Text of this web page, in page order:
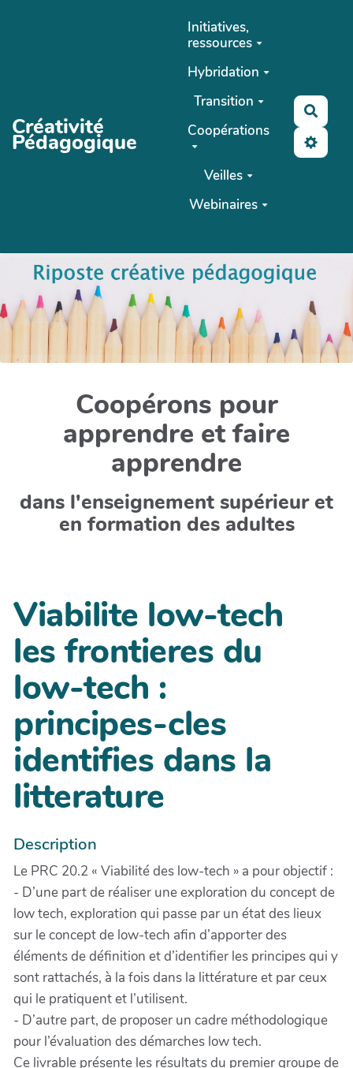
Créativité
Pédagogique
Initiatives,
ressources
Hybridation
Transition
Coopérations
Veilles
Webinaires
Coopérons pour
apprendre et faire
apprendre
dans l'enseignement supérieur et
en formation des adultes
Viabilite low-tech
les frontieres du
low-tech :
principes-cles
identifies dans la
litterature
Description
Le PRC 20.2 « Viabilité des low-tech » a pour objectif :
- D’une part de réaliser une exploration du concept de
low tech, exploration qui passe par un état des lieux
sur le concept de low-tech afin d’apporter des
éléments de définition et d’identifier les principes qui y
sont rattachés, à la fois dans la littérature et par ceux
qui le pratiquent et l’utilisent.
- D’autre part, de proposer un cadre méthodologique
pour l’évaluation des démarches low tech.
Ce livrable présente les résultats du premier groupe de